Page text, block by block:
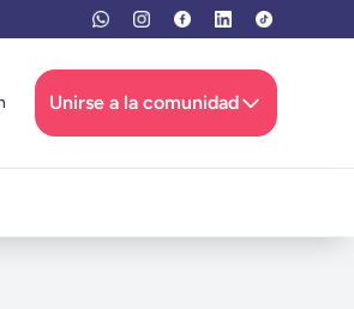
Unirse a la comunidad